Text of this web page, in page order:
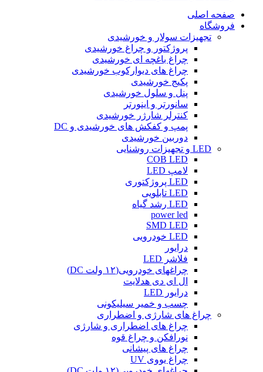
صفحه اصلی
فروشگاه
تجهیزات سولار و خورشیدی
پروژکتور و چراغ خورشیدی
چراغ باغچه ای خورشیدی
چراغ های دیوارکوب خورشیدی
پکیج خورشیدی
پنل و سلول خورشیدی
سانورتر و اینورتر
کنترلر شارژر خورشیدی
پمپ و کفکش های خورشیدی و DC
دوربین خورشیدی
LED و تجهیزات روشنایی
COB LED
لامپ LED
LED پروژکتوری
LED تابلویی
LED رشد گیاه
power led
SMD LED
LED خودرویی
درایور
فلاشر LED
چراغهای خودرویی(۱۲ ولت DC)
ال ای دی هدلایت
درایور LED
چسب و خمیر سیلیکونی
چراغ های شارژی و اضطراری
چراغ های اضطراری و شارژی
نورافکن و چراغ قوه
چراغ های پیشانی
چراغ یووی UV